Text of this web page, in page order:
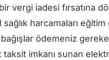
vergi iadesi fırsatına
harcamaları
ödemeniz
imkanı sunan